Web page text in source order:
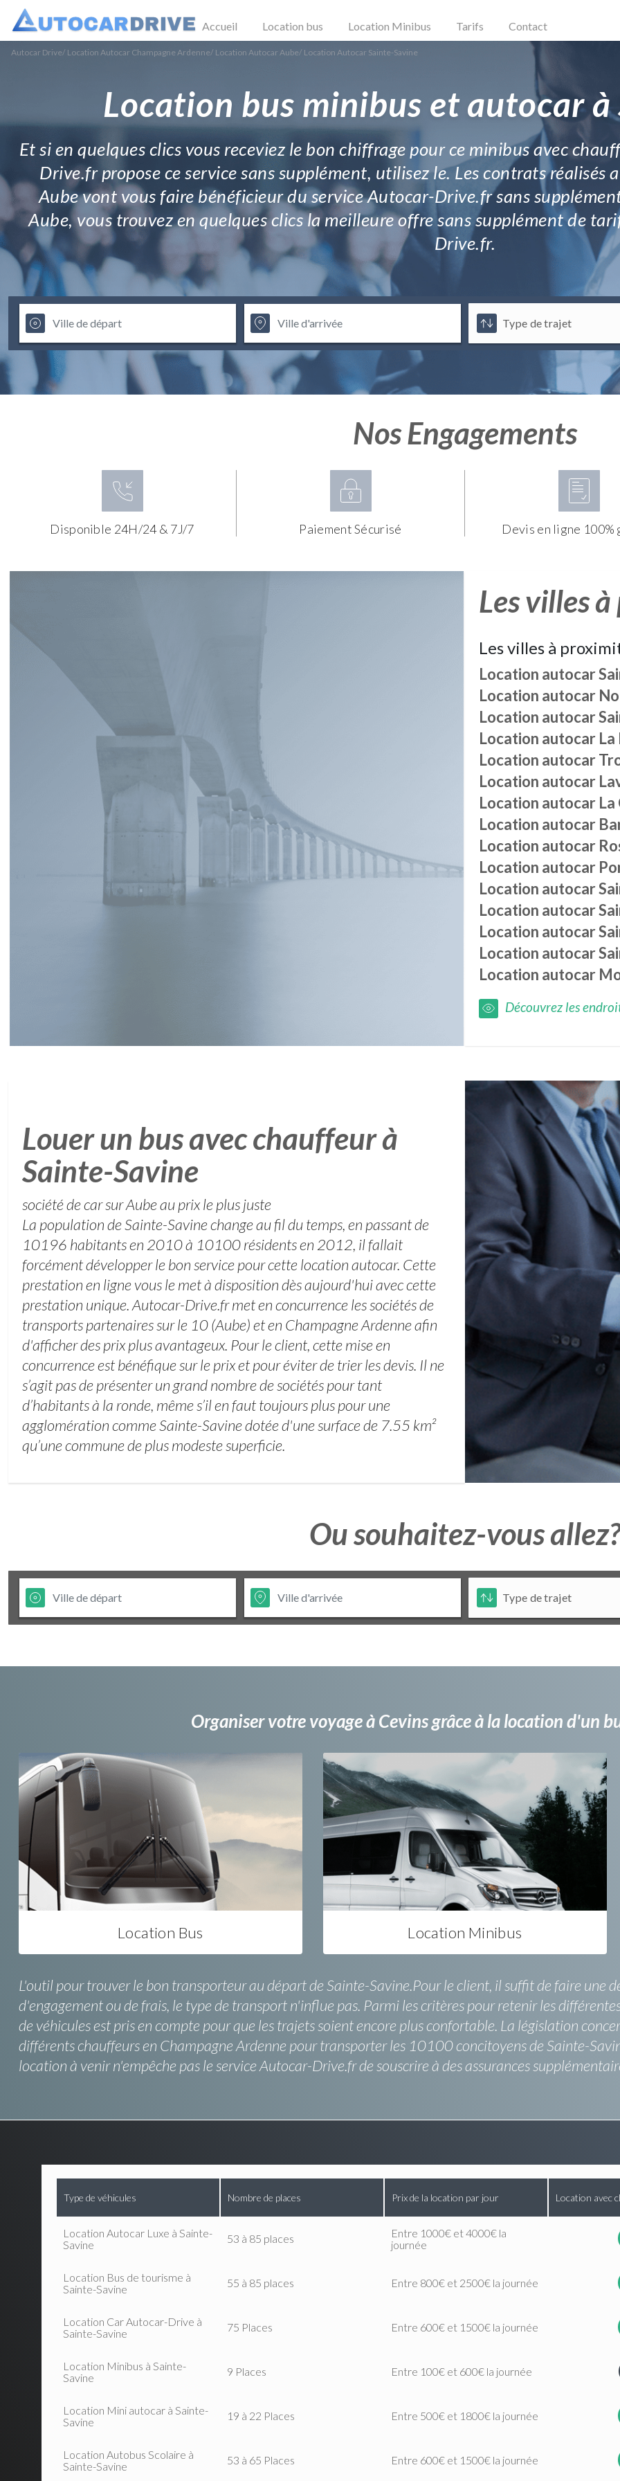
Accueil Location bus Location Minibus Tarifs Contact
Autocar Drive/ Location Autocar Champagne Ardenne/ Location Autocar Aube/ Location Autocar Sainte-Savine
Location bus minibus et autocar
Et si en quelques clics vous receviez le bon chiffrage pour ce minibus avec
Drive.fr propose ce service sans supplément, utilisez le. Les contrats
Aube vont vous faire bénéficieur du service Autocar-Drive.fr sans
Aube, vous trouvez en quelques clics la meilleure offre sans supplément de
Drive.fr.
Nos Engagements
Disponible 24H/24 & 7J/7 Paiement Sécurisé Devis en ligne
Les villes
Les villes à
Location autocar
Location autocar
Location autocar
Location autocar
Location autocar
Location autocar
Location autocar
Location autocar
Location autocar
Location autocar
Location autocar
Location autocar
Location autocar
Location autocar
Location autocar
Découvrez les
Louer un bus avec chauffeur à
Sainte-Savine
société de car sur Aube au prix le plus juste
La population de Sainte-Savine change au fil du temps, en passant de
10196 habitants en 2010 à 10100 résidents en 2012, il fallait
forcément développer le bon service pour cette location autocar. Cette
prestation en ligne vous le met à disposition dès aujourd'hui avec cette
prestation unique. Autocar-Drive.fr met en concurrence les sociétés de
transports partenaires sur le 10 (Aube) et en Champagne Ardenne afin
d'afficher des prix plus avantageux. Pour le client, cette mise en
concurrence est bénéfique sur le prix et pour éviter de trier les devis. Il ne
s’agit pas de présenter un grand nombre de sociétés pour tant
d’habitants à la ronde, même s’il en faut toujours plus pour une
agglomération comme Sainte-Savine dotée d'une surface de 7.55 km²
qu’une commune de plus modeste superficie.
Ou souhaitez-vous allez?
Organiser votre voyage à Cevins grâce à la location d'un
Location Bus Location Minibus
L'outil pour trouver le bon transporteur au départ de Sainte-Savine.Pour le client, il suffit de faire une
d'engagement ou de frais, le type de transport n'influe pas. Parmi les critères pour retenir les
de véhicules est pris en compte pour que les trajets soient encore plus confortable. La législation
différents chauffeurs en Champagne Ardenne pour transporter les 10100 concitoyens de Sainte-
location à venir n'empêche pas le service Autocar-Drive.fr de souscrire à des assurances
Type de véhicules Nombre de places Prix de la location par jour Location avec
Location Autocar Luxe à Sainte-
Savine
53 à 85 places
Entre 1000€ et 4000€ la
journée
Location Bus de tourisme à
Sainte-Savine
55 à 85 places Entre 800€ et 2500€ la journée
Location Car Autocar-Drive à
Sainte-Savine
75 Places Entre 600€ et 1500€ la journée
Location Minibus à Sainte-
Savine
9 Places Entre 100€ et 600€ la journée
Location Mini autocar à Sainte-
Savine
19 à 22 Places Entre 500€ et 1800€ la journée
Location Autobus Scolaire à
Sainte-Savine
53 à 65 Places Entre 600€ et 1500€ la journée